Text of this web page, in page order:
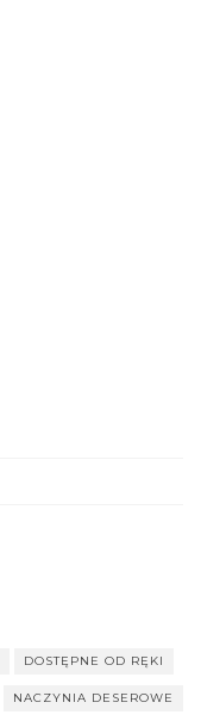
DOSTĘPNE OD RĘKI
NACZYNIA DESEROWE